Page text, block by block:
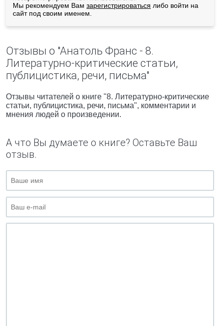
Мы рекомендуем Вам зарегистрироваться либо войти на
сайт под своим именем.
Отзывы о "Анатоль Франс - 8.
Литературно-критические статьи,
публицистика, речи, письма"
Отзывы читателей о книге "8. Литературно-критические
статьи, публицистика, речи, письма", комментарии и
мнения людей о произведении.
А что Вы думаете о книге? Оставьте Ваш
отзыв.